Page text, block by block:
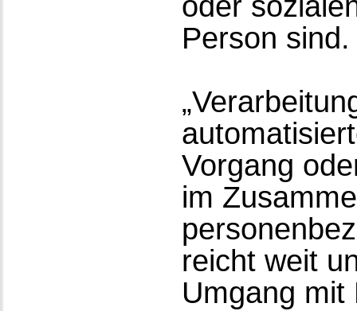
oder
Person sind.
Vorgang
im
reicht weit
Umgang mit